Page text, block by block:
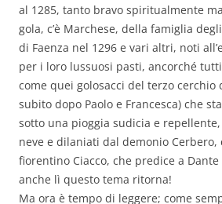
al 1285, tanto bravo spiritualmente
gola, c’è Marchese, della famiglia
di Faenza nel 1296 e vari altri, noti
per i loro lussuosi pasti, ancorché
come quei golosacci del terzo cerchio
subito dopo Paolo e Francesca) che
sotto una pioggia sudicia e
neve e dilaniati dal demonio
fiorentino Ciacco, che predice a
anche lì questo tema ritorna!
Ma ora è tempo di leggere; come